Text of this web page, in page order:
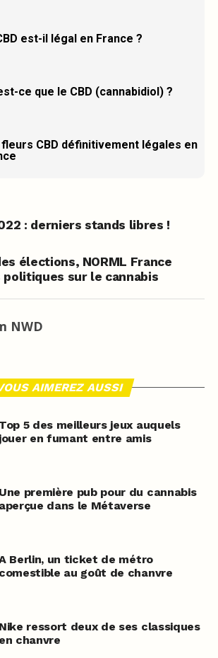
est-il légal en France ?
ce que le CBD (cannabidiol) ?
CBD définitivement légales en
: derniers stands libres !
élections, NORML France
sur le cannabis
NWD
AIMEREZ AUSSI
Top 5 des meilleurs jeux auquels
jouer en fumant entre amis
Une première pub pour du cannabis
aperçue dans le Métaverse
Berlin, un ticket de métro
comestible au goût de chanvre
Nike ressort deux de ses classiques
en chanvre